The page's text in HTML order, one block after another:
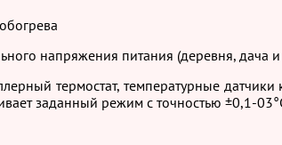
напряжения питания (деревня, дача и
термостат, температурные
заданный режим с точностью ±0,1-